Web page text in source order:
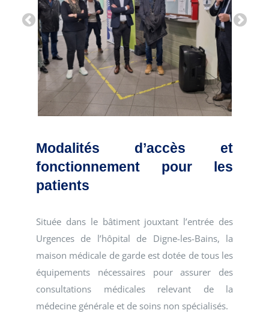
Modalités d’accès et
fonctionnement pour les
patients
Située dans le bâtiment jouxtant l’entrée des
Urgences de l’hôpital de Digne-les-Bains, la
maison médicale de garde est dotée de tous les
équipements nécessaires pour assurer des
consultations médicales relevant de la
médecine générale et de soins non spécialisés.